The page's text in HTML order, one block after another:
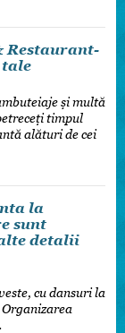
Restaurant-
și multă
timpul
alături de cei
la
sunt
detalii
cu dansuri la